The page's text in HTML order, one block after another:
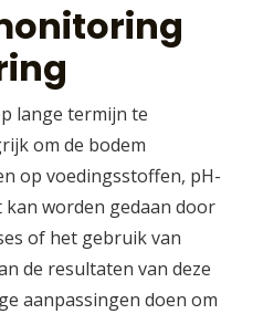
lange termijn te
om de bodem
op voedingsstoffen, pH-
worden gedaan door
of het gebruik van
de resultaten van deze
aanpassingen doen om